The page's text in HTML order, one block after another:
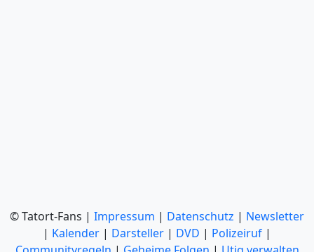
© Tatort-Fans | Impressum | Datenschutz | Newsletter
| Kalender | Darsteller | DVD | Polizeiruf |